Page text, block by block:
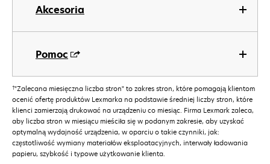
Akcesoria
Pomoc
†"Zalecana miesięczna liczba stron" to zakres stron, które pomagają klientom
ocenić ofertę produktów Lexmarka na podstawie średniej liczby stron, które
klienci zamierzają drukować na urządzeniu co miesiąc. Firma Lexmark zaleca,
aby liczba stron w miesiącu mieściła się w podanym zakresie, aby uzyskać
optymalną wydajność urządzenia, w oparciu o takie czynniki, jak:
częstotliwość wymiany materiałów eksploatacyjnych, interwały ładowania
papieru, szybkość i typowe użytkowanie klienta.